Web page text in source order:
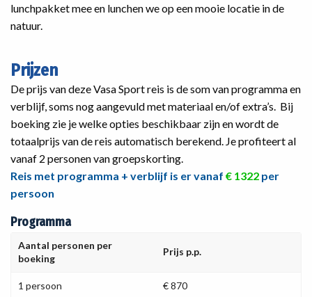
lunchpakket mee en lunchen we op een mooie locatie in de
natuur.
Prijzen
De prijs van deze Vasa Sport reis is de som van programma en
verblijf, soms nog aangevuld met materiaal en/of extra’s. Bij
boeking zie je welke opties beschikbaar zijn en wordt de
totaalprijs van de reis automatisch berekend. Je profiteert al
vanaf 2 personen van groepskorting.
Reis met programma + verblijf is er vanaf € 1322 per
persoon
Programma
Aantal personen per
boeking
Prijs p.p.
1 persoon € 870